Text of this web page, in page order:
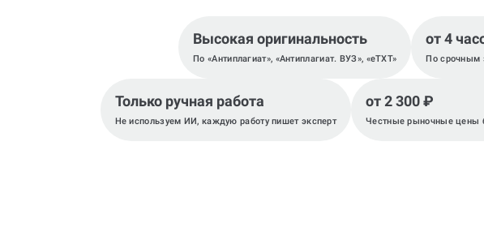
Высокая оригинальность
По «Антиплагиат», «Антиплагиат. ВУЗ», «eTXT»
от 4
По срочным
Только ручная работа
Не используем ИИ, каждую работу пишет эксперт
от 2 300 ₽
Честные рыночные цены